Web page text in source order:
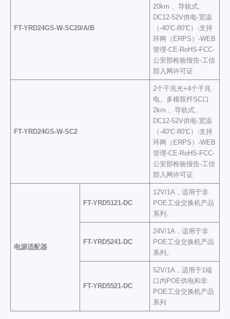
FT-YRD24GS-W-SC20/A/B
20km 、导轨式、
DC12-52V供电-宽温
（-40℃-80℃）-支持
环网（ERPS）-WEB
管理-CE-RoHS-FCC-
公安部检验报告-工信
部入网许可证
FT-YRD24GS-W-SC2
2个千兆光+4个千兆
电、多模双纤SC口
2km 、导轨式、
DC12-52V供电-宽温
（-40℃-80℃）-支持
环网（ERPS）-WEB
管理-CE-RoHS-FCC-
公安部检验报告-工信
部入网许可证
电源适配器
FT-YRD5121-DC
12V/1A，适用于非
POE工业交换机产品
系列。
FT-YRD5241-DC
24V/1A，适用于非
POE工业交换机产品
系列。
FT-YRD5521-DC
52V/1A，适用于1端
口内POE供电和非
POE工业交换机产品
系列